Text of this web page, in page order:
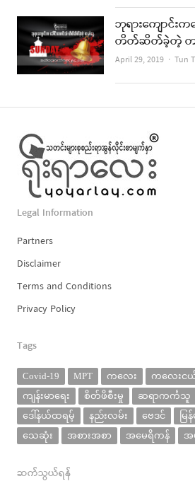
ဘုရားကျောင်း
တိတ်ဆိတ်ခဲ့တဲ့ တန
April 29, 2019 Tun
Legal Information
Partners
Disclaimer
Terms and Conditions
Privacy Policy
Tags
Covid-19 MPT ကလေး ကလေးင
ကျန်းမာရေး
စိတ်ဖိစီးမှု ဆရာကင်္ကသူ
ဒေါ်နယ်ထရမ့်
နည်းလမ်း ဗေဒင် မြ
သေဆုံး
အစားအစာ အမေရိကန် အ
ဆက်သွယ်ရန်